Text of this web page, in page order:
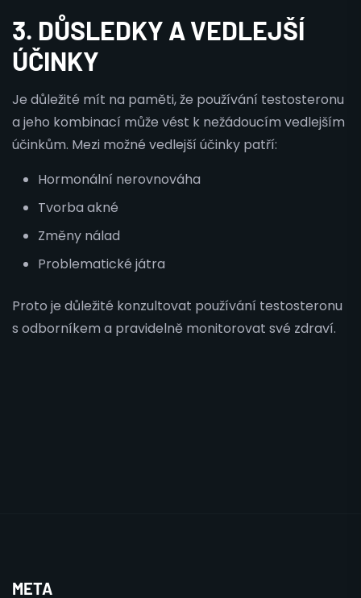
3. DŮSLEDKY A VEDLEJŠÍ
ÚČINKY
Je důležité mít na paměti, že používání testosteronu
a jeho kombinací může vést k nežádoucím vedlejším
účinkům. Mezi možné vedlejší účinky patří:
Hormonální nerovnováha
Tvorba akné
Změny nálad
Problematické játra
Proto je důležité konzultovat používání testosteronu
s odborníkem a pravidelně monitorovat své zdraví.
META